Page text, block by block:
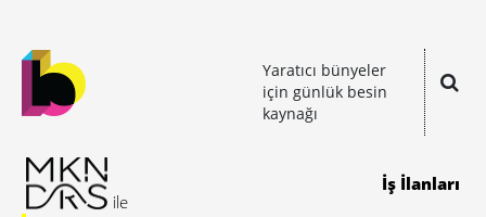
Yaratıcı bünyeler
için günlük besin
kaynağı
İş İlanları